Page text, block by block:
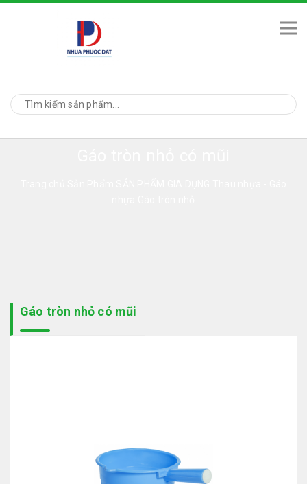
Gáo tròn nhỏ có mũi